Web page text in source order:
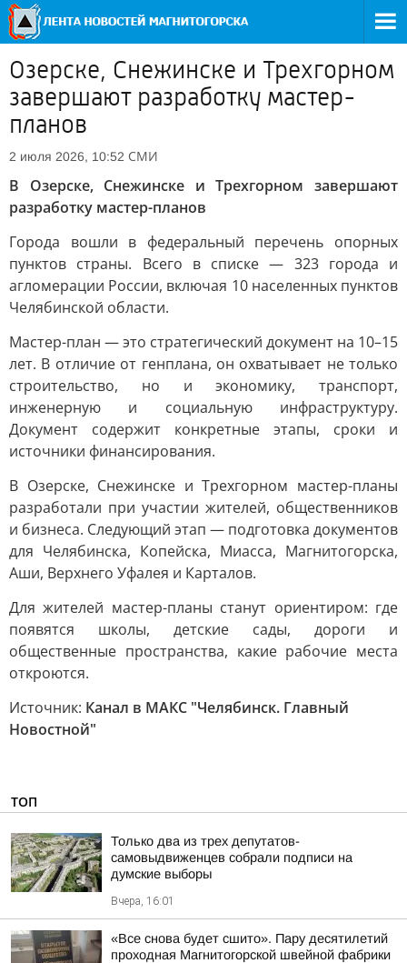
Озерске, Снежинске и Трехгорном
завершают разработку мастер-
планов
2 июля 2026, 10:52 СМИ
В Озерске, Снежинске и Трехгорном завершают
разработку мастер-планов
Города вошли в федеральный перечень опорных
пунктов страны. Всего в списке — 323 города и
агломерации России, включая 10 населенных пунктов
Челябинской области.
Мастер-план — это стратегический документ на 10–15
лет. В отличие от генплана, он охватывает не только
строительство, но и экономику, транспорт,
инженерную и социальную инфраструктуру.
Документ содержит конкретные этапы, сроки и
источники финансирования.
В Озерске, Снежинске и Трехгорном мастер-планы
разработали при участии жителей, общественников
и бизнеса. Следующий этап — подготовка документов
для Челябинска, Копейска, Миасса, Магнитогорска,
Аши, Верхнего Уфалея и Карталов.
Для жителей мастер-планы станут ориентиром: где
появятся школы, детские сады, дороги и
общественные пространства, какие рабочие места
откроются.
Источник: Канал в МАКС "Челябинск. Главный
Новостной"
ТОП
Только два из трех депутатов-
самовыдвиженцев собрали подписи на
думские выборы
Вчера, 16:01
«Все снова будет сшито». Пару десятилетий
проходная Магнитогорской швейной фабрики